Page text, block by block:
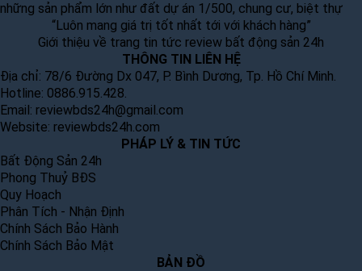
những sản phẩm lớn như đất dự án 1/500, chung cư, biệt thự
“Luôn mang giá trị tốt nhất tới với khách hàng”
Giới thiệu về trang tin tức review bất động sản 24h
THÔNG TIN LIÊN HỆ
Địa chỉ: 78/6 Đường Dx 047, P. Bình Dương, Tp. Hồ Chí Minh.
Hotline: 0886.915.428.
Email: reviewbds24h@gmail.com
Website: reviewbds24h.com
PHÁP LÝ & TIN TỨC
Bất Động Sản 24h
Phong Thuỷ BĐS
Quy Hoạch
Phân Tích - Nhận Định
Chính Sách Bảo Hành
Chính Sách Bảo Mật
BẢN ĐỒ